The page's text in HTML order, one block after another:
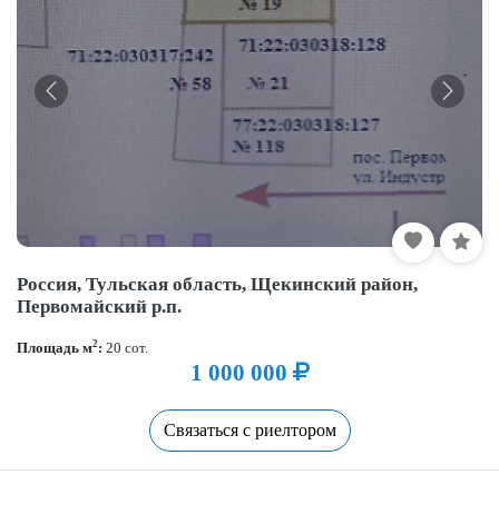
Россия, Тульская область, Щекинский район,
Первомайский р.п.
Площадь м2 : 20 сот.
1 000 000
Связаться с риелтором